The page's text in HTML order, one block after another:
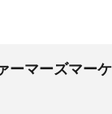
マーズマー